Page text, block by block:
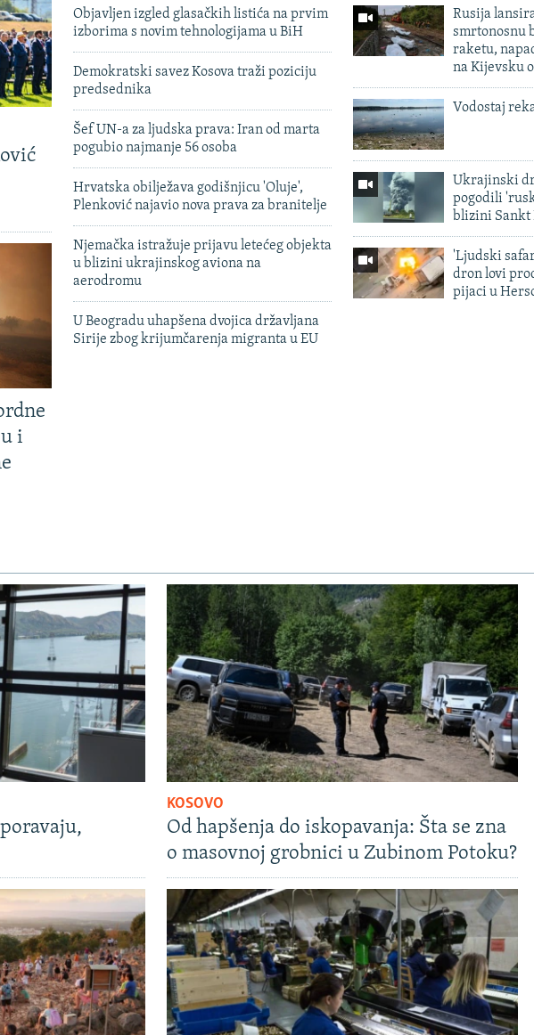
i
Objavljen izgled glasačkih listića na prvim
izborima s novim tehnologijama u BiH
Demokratski savez Kosova traži poziciju
predsednika
Šef UN-a za ljudska prava: Iran od marta
pogubio najmanje 56 osoba
Hrvatska obilježava godišnjicu 'Oluje',
Plenković najavio nova prava za branitelje
Njemačka istražuje prijavu letećeg objekta
u blizini ukrajinskog aviona na
aerodromu
U Beogradu uhapšena dvojica državljana
Sirije zbog krijumčarenja migranta u EU
Rusija
smrtonosnu
raketu,
na Kijevsku
Vodostaj
Ukrajinski
pogodili
blizini Sankt
'Ljudski
dron lovi
pijaci u
KOSOVO
Od hapšenja do iskopavanja: Šta se zna
o masovnoj grobnici u Zubinom Potoku?